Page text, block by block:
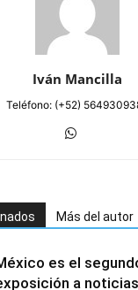
Iván Mancilla
Teléfono: (+52)
Más del autor
es el
a